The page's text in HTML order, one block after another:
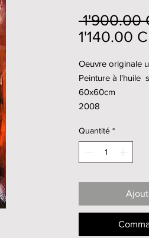
1'900.00
1'140.00
Oeuvre originale
Peinture à l'huile
60x60cm
2008
Quantité *